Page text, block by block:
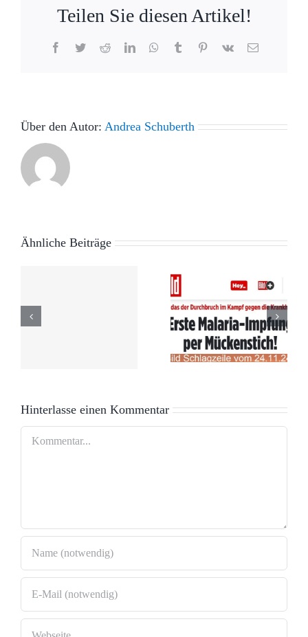
Teilen Sie diesen Artikel!
Facebook
TwitterRedditLinkedInWhatsApp
TumblrPinterest
Vk
E-
Über den Autor: Andrea Schuberth
Ähnliche Beiträge
Schutz der
Demokratie
Hinterlasse einen Kommentar
Kommentar